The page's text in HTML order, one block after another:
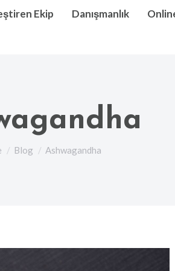
Ekip Danışmanlık
here:
Blog Ashwagandha